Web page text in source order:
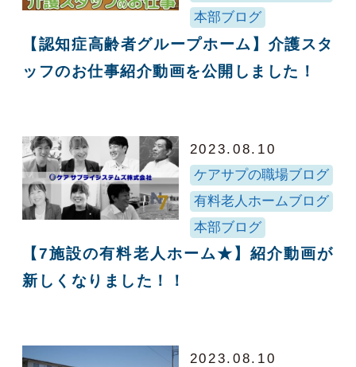
本部ブログ
【認知症高齢者グループホーム】介護スタ
ッフのお仕事紹介動画を公開しました！
2023.08.10
ケアサプの職場ブログ
有料老人ホームブログ
本部ブログ
【7施設の有料老人ホーム★】紹介動画が
新しくなりました！！
2023.08.10